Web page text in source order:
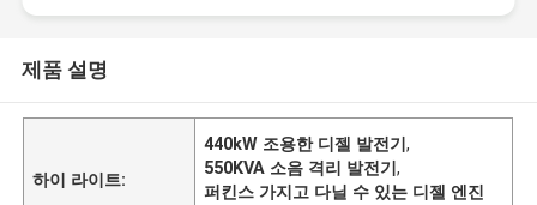
제품 설명
하이 라이트:
440kW 조용한 디젤 발전기,
550KVA 소음 격리 발전기,
퍼킨스 가지고 다닐 수 있는 디젤 엔진